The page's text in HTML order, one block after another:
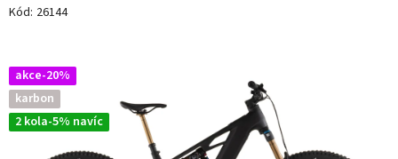
Kód: 26144
akce-20%
karbon
2 kola-5% navíc